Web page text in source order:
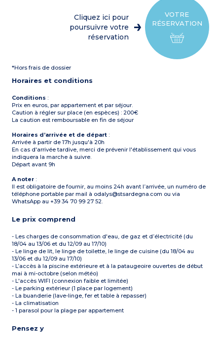
typologie «Premium» :
- Serviette de plage et linge
inclus
Salle d’eau avec douche ou
baignoire, sèche cheveux et
VOTRE
RÉSERVATION
Cliquez ici pour
poursuivre votre
réservation
*Hors frais de dossier
Horaires et conditions
Conditions :
Prix en euros, par appartement et par séjour.
Caution à régler sur place (en espèces) : 200€
La caution est remboursable en fin de séjour
Horaires d’arrivée et de départ :
Arrivée à partir de 17h jusqu'à 20h
En cas d'arrivée tardive, merci de prévenir l'établissement qui vous
indiquera la marche à suivre.
Départ avant 9h
A noter :
Il est obligatoire de fournir, au moins 24h avant l’arrivée, un numéro de
téléphone portable par mail à odalys@stsardegna.com ou via
WhatsApp au +39 34 70 99 27 52.
Le prix comprend
- Les charges de consommation d'eau, de gaz et d’électricité (du
18/04 au 13/06 et du 12/09 au 17/10)
- Le linge de lit, le linge de toilette, le linge de cuisine (du 18/04 au
13/06 et du 12/09 au 17/10)
- L’accès à la piscine extérieure et à la pataugeoire ouvertes de début
mai à mi-octobre (selon météo)
- L'accès WIFI (connexion faible et limitée)
- Le parking extérieur (1 place par logement)
- La buanderie (lave-linge, fer et table à repasser)
- La climatisation
- 1 parasol pour la plage par appartement
Pensez y